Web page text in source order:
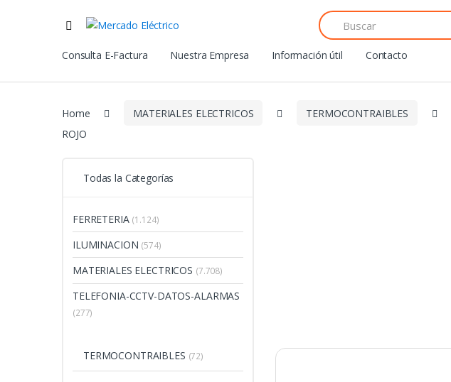
Search
for:
Consulta E-Factura
Nuestra Empresa Información útil Contacto
Home MATERIALES ELECTRICOS TERMOCONTRAIBLES
ROJO
Todas la Categorías
FERRETERIA (1.124)
ILUMINACION (574)
MATERIALES ELECTRICOS (7.708)
TELEFONIA-CCTV-DATOS-ALARMAS
(277)
TERMOCONTRAIBLES (72)